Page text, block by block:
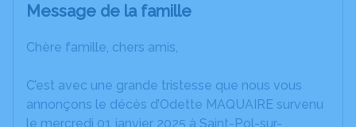
Message de la famille
Chère famille, chers amis,
C’est avec une grande tristesse que nous vous
annonçons le décès d’Odette MAQUAIRE survenu
le mercredi 01 janvier 2025 à Saint-Pol-sur-